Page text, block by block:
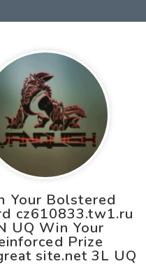
Your Bolstered
cz610833.tw1.ru
UQ Win Your
Prize
site.net 3L UQ